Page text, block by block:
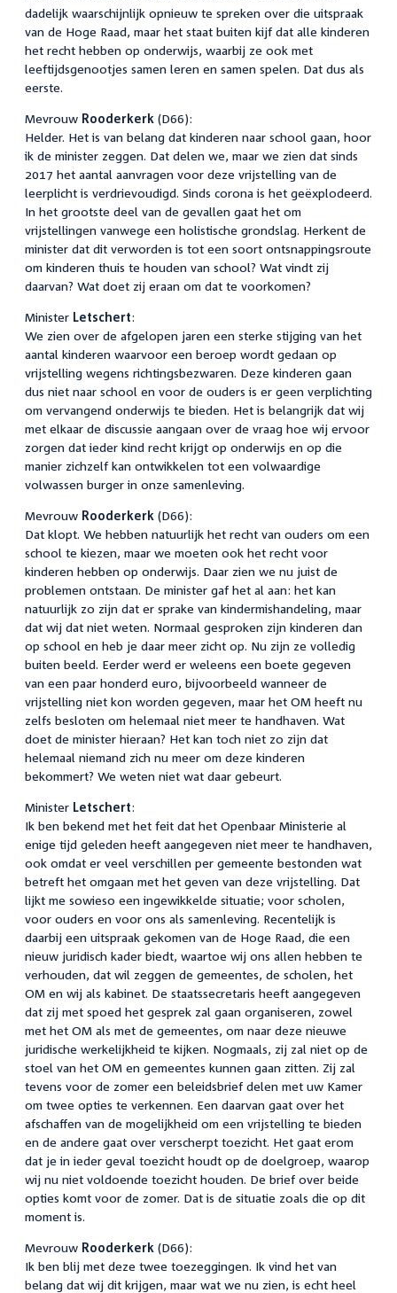
dadelijk waarschijnlijk opnieuw te spreken over die uitspraak
van de Hoge Raad, maar het staat buiten kijf dat alle kinderen
het recht hebben op onderwijs, waarbij ze ook met
leeftijdsgenootjes samen leren en samen spelen. Dat dus als
eerste.
Mevrouw Rooderkerk (D66):
Helder. Het is van belang dat kinderen naar school gaan, hoor
ik de minister zeggen. Dat delen we, maar we zien dat sinds
2017 het aantal aanvragen voor deze vrijstelling van de
leerplicht is verdrievoudigd. Sinds corona is het geëxplodeerd.
In het grootste deel van de gevallen gaat het om
vrijstellingen vanwege een holistische grondslag. Herkent de
minister dat dit verworden is tot een soort ontsnappingsroute
om kinderen thuis te houden van school? Wat vindt zij
daarvan? Wat doet zij eraan om dat te voorkomen?
Minister Letschert:
We zien over de afgelopen jaren een sterke stijging van het
aantal kinderen waarvoor een beroep wordt gedaan op
vrijstelling wegens richtingsbezwaren. Deze kinderen gaan
dus niet naar school en voor de ouders is er geen verplichting
om vervangend onderwijs te bieden. Het is belangrijk dat wij
met elkaar de discussie aangaan over de vraag hoe wij ervoor
zorgen dat ieder kind recht krijgt op onderwijs en op die
manier zichzelf kan ontwikkelen tot een volwaardige
volwassen burger in onze samenleving.
Mevrouw Rooderkerk (D66):
Dat klopt. We hebben natuurlijk het recht van ouders om een
school te kiezen, maar we moeten ook het recht voor
kinderen hebben op onderwijs. Daar zien we nu juist de
problemen ontstaan. De minister gaf het al aan: het kan
natuurlijk zo zijn dat er sprake van kindermishandeling, maar
dat wij dat niet weten. Normaal gesproken zijn kinderen dan
op school en heb je daar meer zicht op. Nu zijn ze volledig
buiten beeld. Eerder werd er weleens een boete gegeven
van een paar honderd euro, bijvoorbeeld wanneer de
vrijstelling niet kon worden gegeven, maar het OM heeft nu
zelfs besloten om helemaal niet meer te handhaven. Wat
doet de minister hieraan? Het kan toch niet zo zijn dat
helemaal niemand zich nu meer om deze kinderen
bekommert? We weten niet wat daar gebeurt.
Minister Letschert:
Ik ben bekend met het feit dat het Openbaar Ministerie al
enige tijd geleden heeft aangegeven niet meer te handhaven,
ook omdat er veel verschillen per gemeente bestonden wat
betreft het omgaan met het geven van deze vrijstelling. Dat
lijkt me sowieso een ingewikkelde situatie; voor scholen,
voor ouders en voor ons als samenleving. Recentelijk is
daarbij een uitspraak gekomen van de Hoge Raad, die een
nieuw juridisch kader biedt, waartoe wij ons allen hebben te
verhouden, dat wil zeggen de gemeentes, de scholen, het
OM en wij als kabinet. De staatssecretaris heeft aangegeven
dat zij met spoed het gesprek zal gaan organiseren, zowel
met het OM als met de gemeentes, om naar deze nieuwe
juridische werkelijkheid te kijken. Nogmaals, zij zal niet op de
stoel van het OM en gemeentes kunnen gaan zitten. Zij zal
tevens voor de zomer een beleidsbrief delen met uw Kamer
om twee opties te verkennen. Een daarvan gaat over het
afschaffen van de mogelijkheid om een vrijstelling te bieden
en de andere gaat over verscherpt toezicht. Het gaat erom
dat je in ieder geval toezicht houdt op de doelgroep, waarop
wij nu niet voldoende toezicht houden. De brief over beide
opties komt voor de zomer. Dat is de situatie zoals die op dit
moment is.
Mevrouw Rooderkerk (D66):
Ik ben blij met deze twee toezeggingen. Ik vind het van
belang dat wij dit krijgen, maar wat we nu zien, is echt heel